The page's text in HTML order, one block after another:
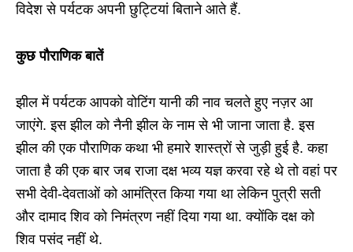
विदेश से पर्यटक अपनी छुट्टियां बिताने आते हैं.
कुछ पौराणिक बातें
झील में पर्यटक आपको वोटिंग यानी की नाव चलते हुए नज़र आ
जाएंगे. इस झील को नैनी झील के नाम से भी जाना जाता है. इस
झील की एक पौराणिक कथा भी हमारे शास्त्रों से जुड़ी हुई है. कहा
जाता है की एक बार जब राजा दक्ष भव्य यज्ञ करवा रहे थे तो वहां पर
सभी देवी-देवताओं को आमंत्रित किया गया था लेकिन पुत्री सती
और दामाद शिव को निमंत्रण नहीं दिया गया था. क्योंकि दक्ष को
शिव पसंद नहीं थे.